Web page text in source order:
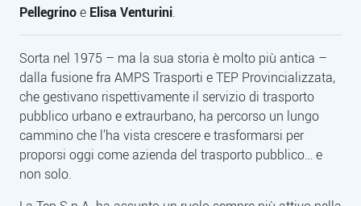
Pellegrinoe Elisa Venturini.
Sorta nel 1975 – ma la sua storia è molto più antica –
dalla fusione fra AMPS Trasporti e TEP Provincializzata,
che gestivano rispettivamente il servizio di trasporto
pubblico urbano e extraurbano, ha percorso un lungo
cammino che l’ha vista crescere e trasformarsi per
proporsi oggi come azienda del trasporto pubblico… e
non solo.